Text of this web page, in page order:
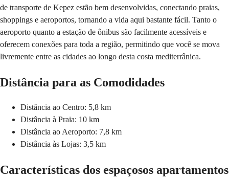
de transporte de Kepez estão bem desenvolvidas, conectando praias,
shoppings e aeroportos, tornando a vida aqui bastante fácil. Tanto o
aeroporto quanto a estação de ônibus são facilmente acessíveis e
oferecem conexões para toda a região, permitindo que você se mova
livremente entre as cidades ao longo desta costa mediterrânica.
Distância para as Comodidades
Distância ao Centro: 5,8 km
Distância à Praia: 10 km
Distância ao Aeroporto: 7,8 km
Distância às Lojas: 3,5 km
Características dos espaçosos apartamentos